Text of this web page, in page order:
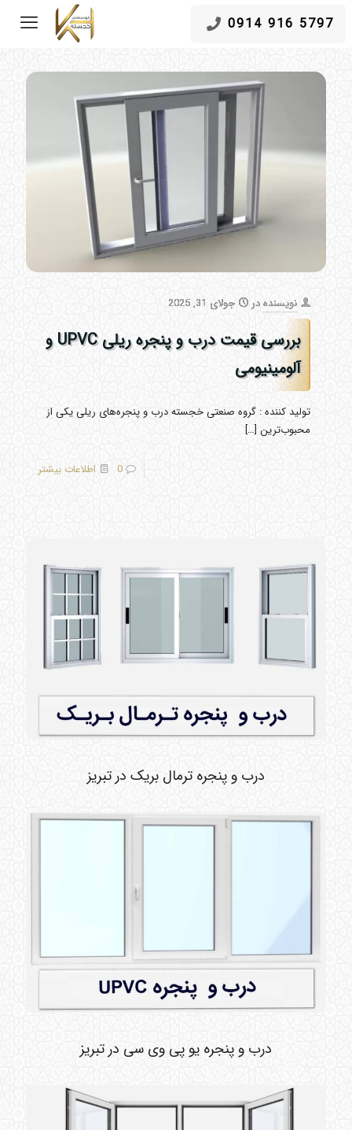
5797 916 0914
نویسندهدر جولای 31, 2025
بررسی قیمت درب و پنجره ریلی UPVC و
آلومینیومی
تولید کننده : گروه صنعتی خجسته درب و پنجره‌های ریلی یکی از
محبوب‌ترین […]
0 اطلاعات بیشتر
درب و پنجره ترمال بریک در تبریز
درب و پنجره یو پی وی سی در تبریز